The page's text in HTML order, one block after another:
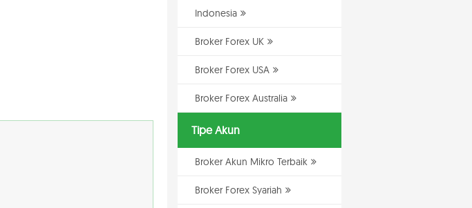
Indonesia
Broker Forex UK
Broker Forex USA
Broker Forex Australia
Tipe Akun
Broker Akun Mikro Terbaik
Broker Forex Syariah